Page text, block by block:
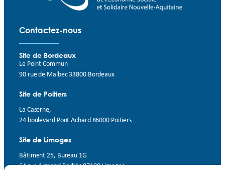
Contactez-nous
Site de Bordeaux
Le Point Commun
90 rue de Malbec 33800 Bordeaux
Site de Poitiers
La Caserne,
24 boulevard Pont Achard 86000 Poitiers
Site de Limoges
Bâtiment 25, Bureau 1G
64 rue Armand Barbès 87100 Limoges